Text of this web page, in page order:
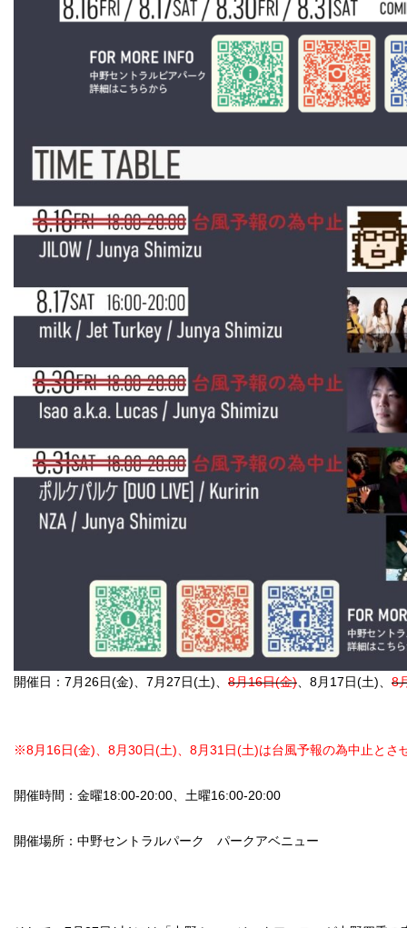
開催日：7月26日(金)、7月27日(土)、 8月16日(金) 、8月17日(土)、 8
※8月16日(金)、8月30日(土)、8月31日(土)は台風予報の為中止とさ
開催時間：金曜18:00-20:00、土曜16:00-20:00
開催場所：中野セントラルパーク パークアベニュー